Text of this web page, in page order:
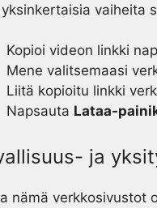
vaiheita
Kopioi videon linkki
Mene valitsemaasi
Liitä kopioitu linkki
Napsauta Lataa-
ja
nämä verkkosivustot